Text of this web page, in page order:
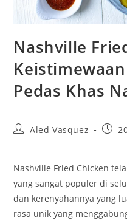
Nashville
Pedas Khas
PostAled Vasquez
Post
Nashville Fried Chicken
yang sangat populer di
dan kerenyahannya yang
rasa unik yang